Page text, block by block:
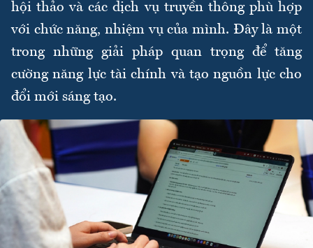
hội thảo và các dịch vụ truyền thông phù hợp
với chức năng, nhiệm vụ của mình. Đây là một
trong những giải pháp quan trọng để tăng
cường năng lực tài chính và tạo nguồn lực cho
đổi mới sáng tạo.